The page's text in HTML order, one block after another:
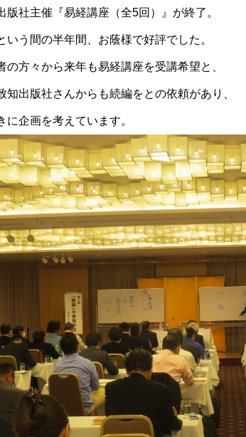
版社主催『易経講座（全5回）』が終了。
いう間の半年間、お蔭様で好評でした。
の方々から来年も易経講座を受講希望と、
知出版社さんからも続編をとの依頼があり、
に企画を考えています。